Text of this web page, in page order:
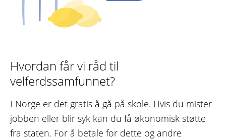
Hvordan får vi råd til
velferdssamfunnet?
I Norge er det gratis å gå på skole. Hvis du mister
jobben eller blir syk kan du få økonomisk støtte
fra staten. For å betale for dette og andre